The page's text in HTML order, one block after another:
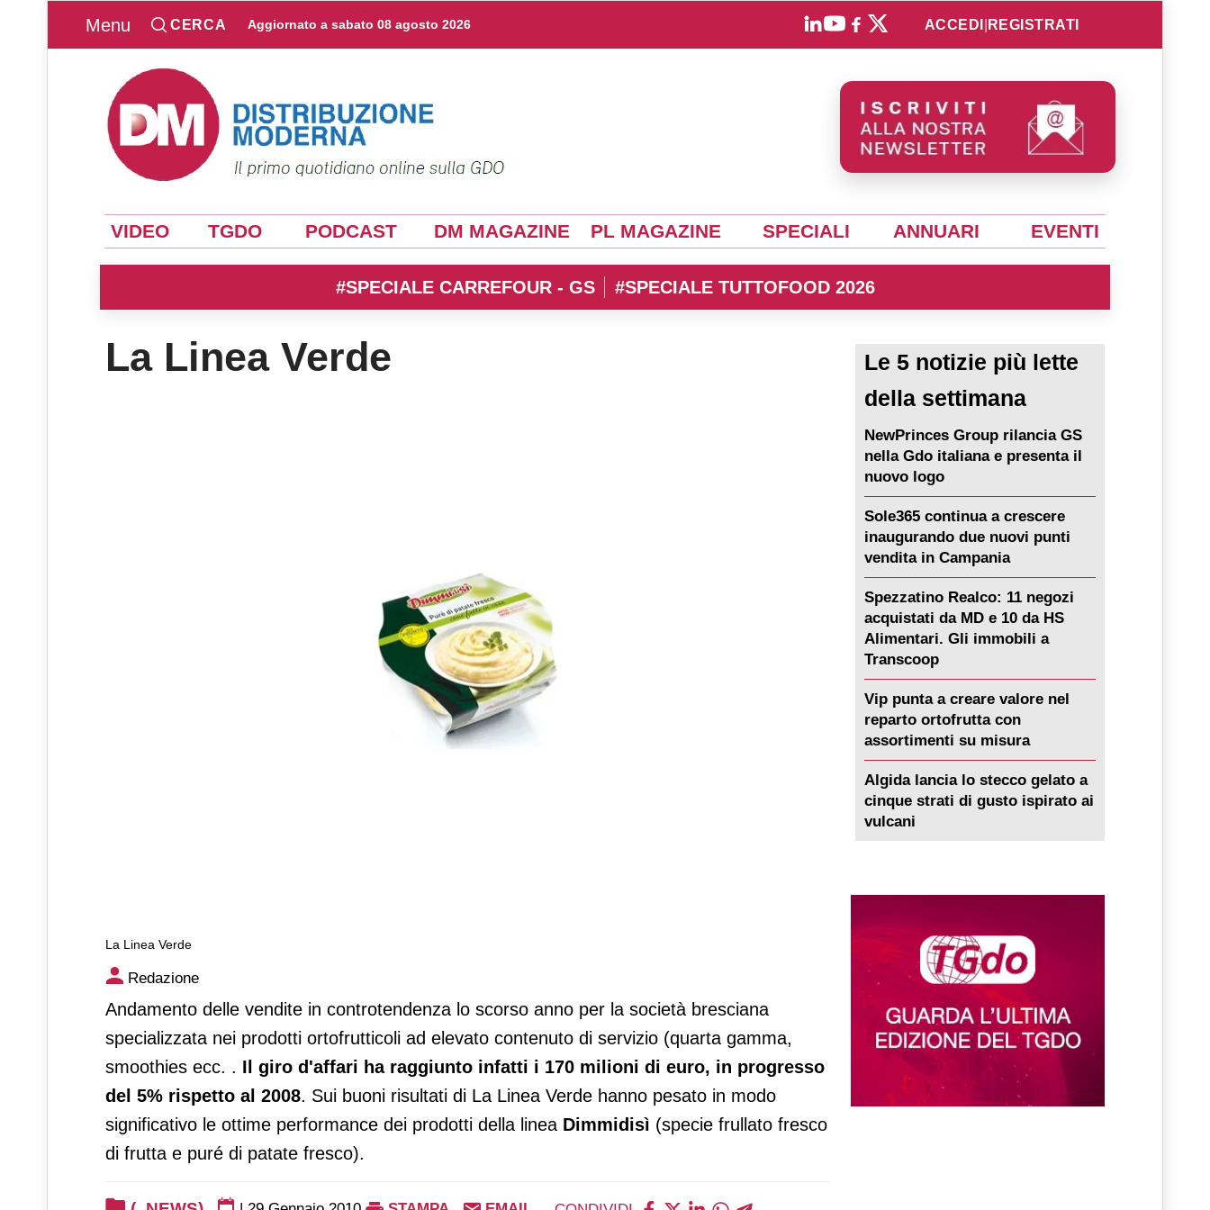
Menu CERCA Aggiornato a sabato 08 agosto 2026 ACCEDI REGISTRATI
VIDEO TGDO PODCAST DM MAGAZINE PL MAGAZINE SPECIALI ANNUARI EVENTI
#SPECIALE CARREFOUR - GS #SPECIALE TUTTOFOOD 2026
La Linea Verde
La Linea Verde
La Linea Verde
Redazione
Andamento delle vendite in controtendenza lo scorso anno per la società bresciana
specializzata nei prodotti ortofrutticoli ad elevato contenuto di servizio (quarta gamma,
smoothies ecc. . Il giro d'affari ha raggiunto infatti i 170 milioni di euro, in progresso
del 5% rispetto al 2008. Sui buoni risultati di La Linea Verde hanno pesato in modo
significativo le ottime performance dei prodotti della linea Dimmidisì (specie frullato fresco
di frutta e puré di patate fresco).
Le 5 notizie più lette
della settimana
NewPrinces Group rilancia GS
nella Gdo italiana e presenta il
nuovo logo
Sole365 continua a crescere
inaugurando due nuovi punti
vendita in Campania
Spezzatino Realco: 11 negozi
acquistati da MD e 10 da HS
Alimentari. Gli immobili a
Transcoop
Vip punta a creare valore nel
reparto ortofrutta con
assortimenti su misura
Algida lancia lo stecco gelato a
cinque strati di gusto ispirato ai
vulcani